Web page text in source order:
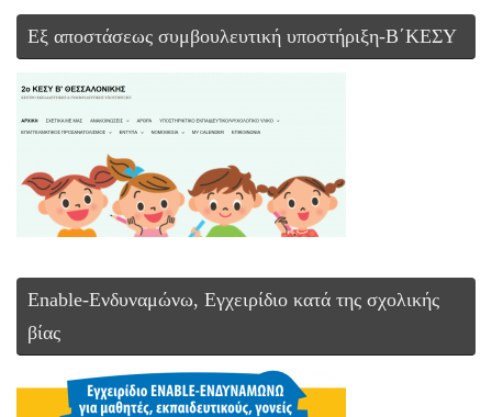
Εξ αποστάσεως συμβουλευτική υποστήριξη-Β΄ΚΕΣΥ
Enable-Ενδυναμώνω, Εγχειρίδιο κατά της σχολικής
βίας